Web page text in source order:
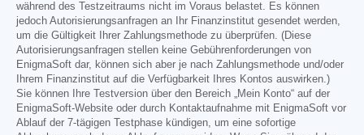
während des Testzeitraums nicht im Voraus belastet. Es können
jedoch Autorisierungsanfragen an Ihr Finanzinstitut gesendet werden,
um die Gültigkeit Ihrer Zahlungsmethode zu überprüfen. (Diese
Autorisierungsanfragen stellen keine Gebührenforderungen von
EnigmaSoft dar, können sich aber je nach Zahlungsmethode und/oder
Ihrem Finanzinstitut auf die Verfügbarkeit Ihres Kontos auswirken.)
Sie können Ihre Testversion über den Bereich „Mein Konto“ auf der
EnigmaSoft-Website oder durch Kontaktaufnahme mit EnigmaSoft vor
Ablauf der 7-tägigen Testphase kündigen, um eine sofortige